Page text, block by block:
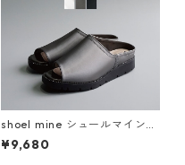
shoel mine シュールマイン
ビジューアシンメトリー厚底
ミュールサンダル SM7656
¥9,680